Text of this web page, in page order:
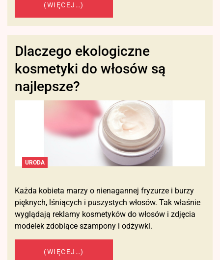
(WIĘCEJ…)
Dlaczego ekologiczne
kosmetyki do włosów są
najlepsze?
URODA
Każda kobieta marzy o nienagannej fryzurze i burzy
pięknych, lśniących i puszystych włosów. Tak właśnie
wyglądają reklamy kosmetyków do włosów i zdjęcia
modelek zdobiące szampony i odżywki.
(WIĘCEJ…)